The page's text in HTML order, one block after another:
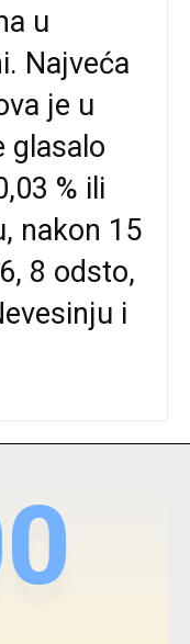
u
Najveća
je u
glasalo
% ili
nakon 15
8 odsto,
i